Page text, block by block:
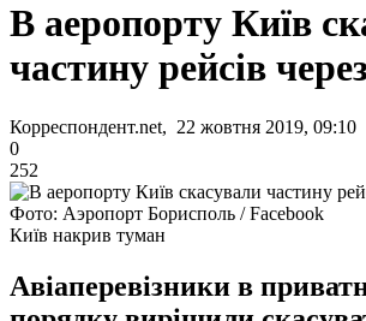
В аеропорту Київ
частину рейсів
Корреспондент.net, 22 жовтня 2019, 09:10
0
252
Фото: Аэропорт Борисполь / Facebook
Київ накрив туман
Авіаперевізники в